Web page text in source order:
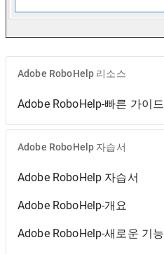
Adobe RoboHelp 리소스
Adobe RoboHelp-빠른 가이드
Adobe RoboHelp 자습서
Adobe RoboHelp 자습서
Adobe RoboHelp-개요
Adobe RoboHelp-새로운 기능